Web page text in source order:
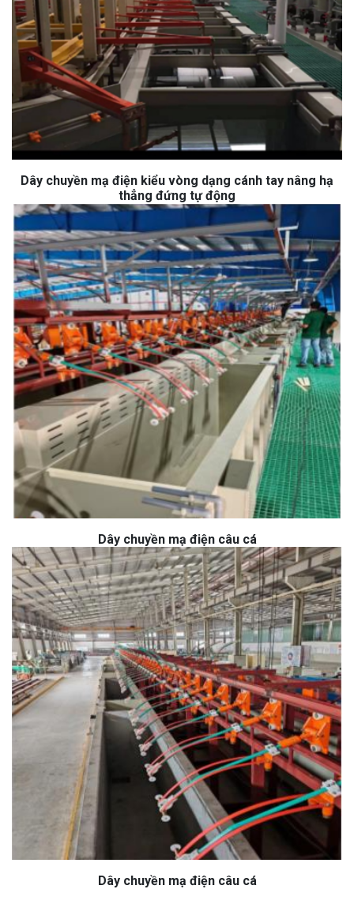
Dây chuyền mạ điện kiểu vòng dạng cánh tay nâng hạ
thẳng đứng tự động
Dây chuyền mạ điện câu cá
Dây chuyền mạ điện câu cá